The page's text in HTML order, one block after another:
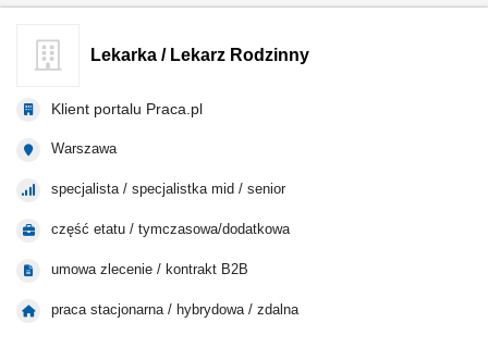
Lekarka / Lekarz Rodzinny
Klient portalu Praca.pl
Warszawa
specjalista / specjalistka mid / senior
część etatu / tymczasowa/dodatkowa
umowa zlecenie / kontrakt B2B
praca stacjonarna / hybrydowa / zdalna